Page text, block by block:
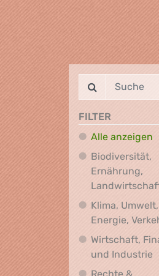
FILTER
Alle anzeigen
Biodiversität,
Ernährung,
Klima, Umwelt,
Energie,
Wirtschaft,
und Industrie
Rechte &